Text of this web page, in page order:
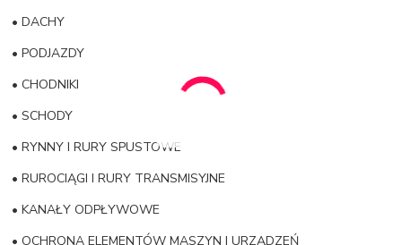
• DACHY
• PODJAZDY
• CHODNIKI
• SCHODY
• RYNNY I RURY SPUSTOWE
• RUROCIĄGI I RURY TRANSMISYJNE
• KANAŁY ODPŁYWOWE
• OCHRONA ELEMENTÓW MASZYN I URZĄDZEŃ